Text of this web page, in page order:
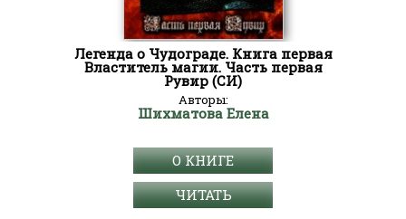
Легенда о Чудограде. Книга первая
Властитель магии. Часть первая
Рувир (СИ)
Авторы:
Шихматова Елена
О КНИГЕ
ЧИТАТЬ